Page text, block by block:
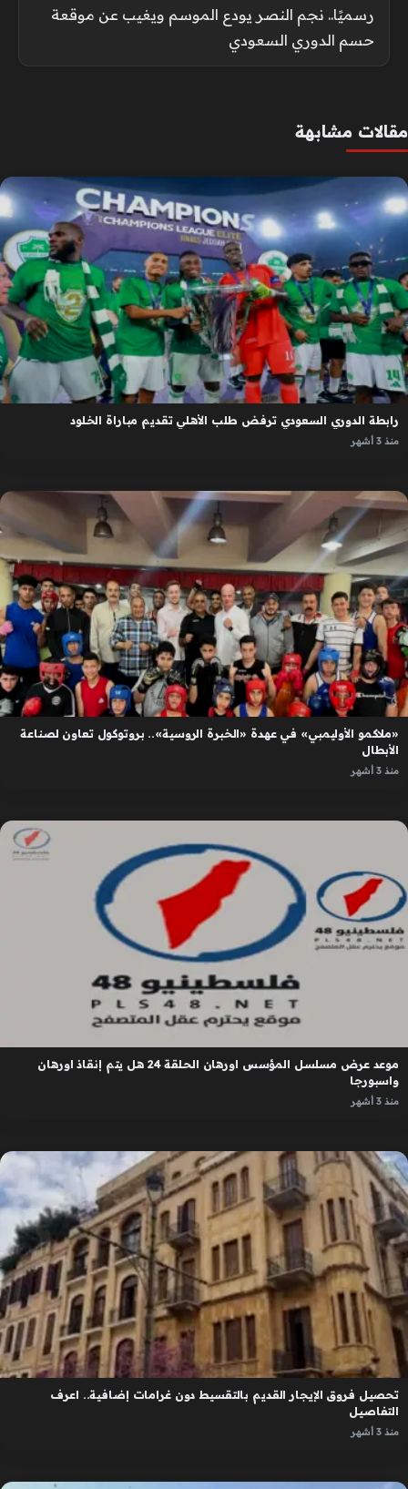
رسميًا.. نجم النصر يودع الموسم ويغيب عن موقعة
حسم الدوري السعودي
مقالات مشابهة
رابطة الدوري السعودي ترفض طلب الأهلي تقديم مباراة الخلود
منذ 3 أشهر
«ملاكمو الأوليمبي» في عهدة «الخبرة الروسية».. بروتوكول تعاون لصناعة
الأبطال
منذ 3 أشهر
موعد عرض مسلسل المؤسس اورهان الحلقة 24 هل يتم إنقاذ اورهان
واسبورجا
منذ 3 أشهر
تحصيل فروق الإيجار القديم بالتقسيط دون غرامات إضافية.. اعرف
التفاصيل
منذ 3 أشهر